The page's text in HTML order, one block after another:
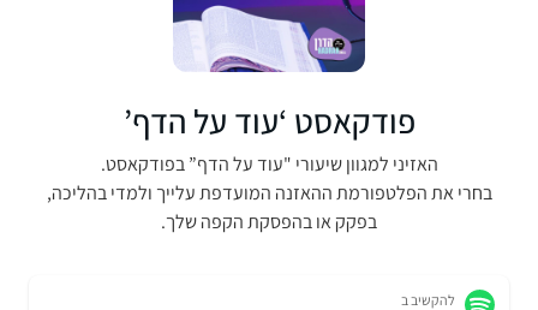
פודקאסט ‘עוד על הדף’
האזיני למגוון שיעורי "עוד על הדף” בפודקאסט.
בחרי את הפלטפורמת ההאזנה המועדפת עלייך ולמדי בהליכה,
בפקק או בהפסקת הקפה שלך.
להקשיב ב